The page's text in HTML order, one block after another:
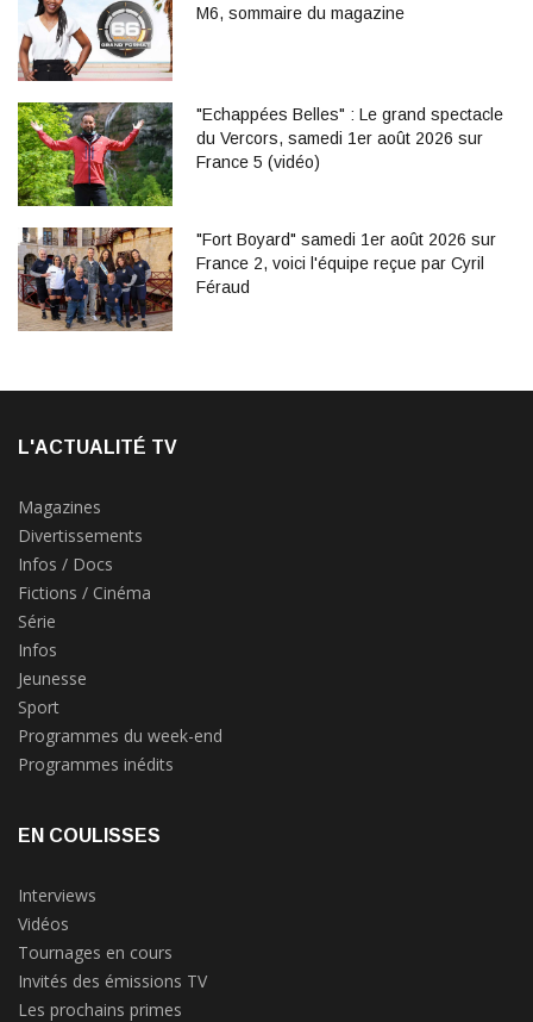
M6, sommaire du magazine
"Echappées Belles" : Le grand spectacle
du Vercors, samedi 1er août 2026 sur
France 5 (vidéo)
"Fort Boyard" samedi 1er août 2026 sur
France 2, voici l'équipe reçue par Cyril
Féraud
L'ACTUALITÉ TV
Magazines
Divertissements
Infos / Docs
Fictions / Cinéma
Série
Infos
Jeunesse
Sport
Programmes du week-end
Programmes inédits
EN COULISSES
Interviews
Vidéos
Tournages en cours
Invités des émissions TV
Les prochains primes